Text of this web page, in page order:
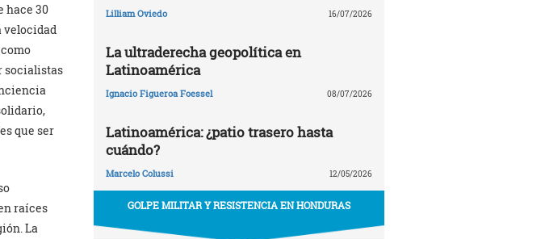
hace 30
velocidad
socialistas
que ser
raíces
La
Lilliam Oviedo 16/07/2026
La ultraderecha geopolítica en
Latinoamérica
Ignacio Figueroa Foessel 08/07/2026
Latinoamérica: ¿patio trasero hasta
cuándo?
Marcelo Colussi 12/05/2026
GOLPE MILITAR Y RESISTENCIA EN HONDURAS